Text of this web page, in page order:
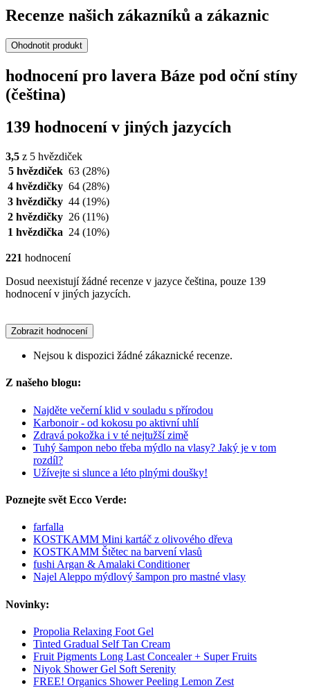
Recenze našich zákazníků a zákaznic
Ohodnotit produkt
hodnocení pro lavera Báze pod oční stíny
(čeština)
139 hodnocení v jiných jazycích
3,5 z 5 hvězdiček
5 hvězdiček 63 (28%)
4 hvězdičky 64 (28%)
3 hvězdičky 44 (19%)
2 hvězdičky 26 (11%)
1 hvězdička 24 (10%)
221 hodnocení
Dosud neexistují žádné recenze v jazyce čeština, pouze 139
hodnocení v jiných jazycích.
Zobrazit hodnocení
Nejsou k dispozici žádné zákaznické recenze.
Z našeho blogu:
Najděte večerní klid v souladu s přírodou
Karbonoir - od kokosu po aktivní uhlí
Zdravá pokožka i v té nejtužší zimě
Tuhý šampon nebo třeba mýdlo na vlasy? Jaký je v tom
rozdíl?
Užívejte si slunce a léto plnými doušky!
Poznejte svět Ecco Verde:
farfalla
KOSTKAMM Mini kartáč z olivového dřeva
KOSTKAMM Štětec na barvení vlasů
fushi Argan & Amalaki Conditioner
Najel Aleppo mýdlový šampon pro mastné vlasy
Novinky:
Propolia Relaxing Foot Gel
Tinted Gradual Self Tan Cream
Fruit Pigments Long Last Concealer + Super Fruits
Niyok Shower Gel Soft Serenity
FREE! Organics Shower Peeling Lemon Zest